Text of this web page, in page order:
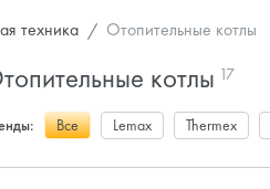
техника Отопительные котлы
котлы 17
Все Lemax Thermex